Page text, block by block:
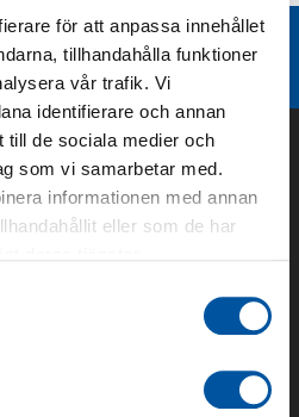
för att anpassa innehållet
tillhandahålla funktioner
vår trafik. Vi
identifierare och annan
till de sociala medier och
som vi samarbetar med.
informationen med annan
eller som de har